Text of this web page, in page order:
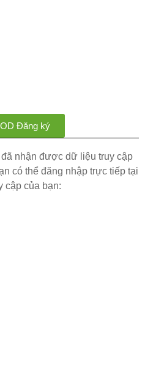
Đăng ký
nhận được dữ liệu truy cập
có thể đăng nhập trực tiếp tại
cập của bạn: